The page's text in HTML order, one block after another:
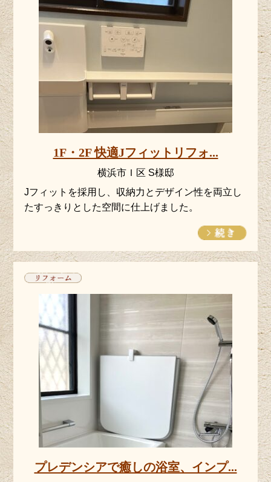
1F・2F 快適Jフィットリフォ...
横浜市Ｉ区 S様邸
Jフィットを採用し、収納力とデザイン性を両立し
たすっきりとした空間に仕上げました。
プレデンシアで癒しの浴室、インプ...